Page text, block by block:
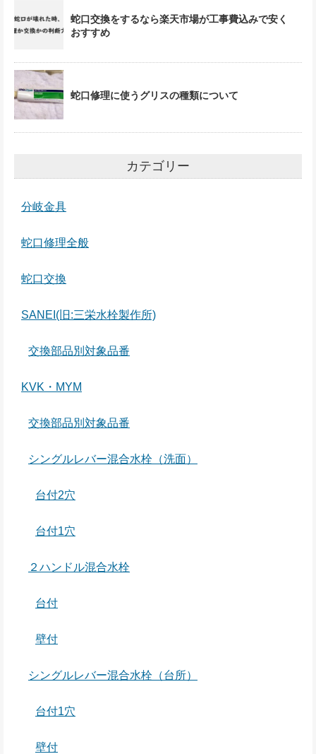
蛇口交換をするなら楽天市場が工事費込みで安く
おすすめ
蛇口修理に使うグリスの種類について
カテゴリー
分岐金具
蛇口修理全般
蛇口交換
SANEI(旧:三栄水栓製作所)
交換部品別対象品番
KVK・MYM
交換部品別対象品番
シングルレバー混合水栓（洗面）
台付2穴
台付1穴
２ハンドル混合水栓
台付
壁付
シングルレバー混合水栓（台所）
台付1穴
壁付